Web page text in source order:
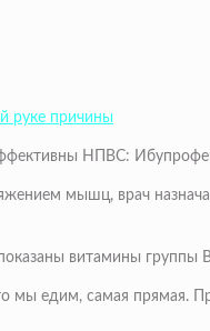
руке причины
НПВС:
мышц, врач
витамины
мы едим, самая прямая.